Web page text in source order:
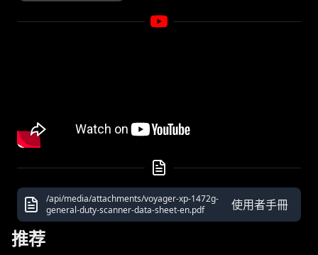
/api/media/attachments/voyager-xp-1472g-
general-duty-scanner-data-sheet-en.pdf
使用者手冊
推荐